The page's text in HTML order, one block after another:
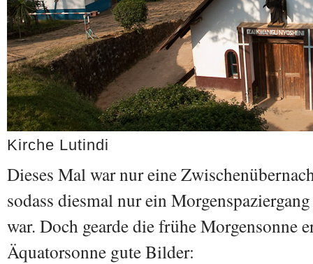
Kirche Lutindi
Dieses Mal war nur eine
sodass diesmal nur ein
war. Doch gearde die frühe Morgensonne
Äquatorsonne gute Bilder: